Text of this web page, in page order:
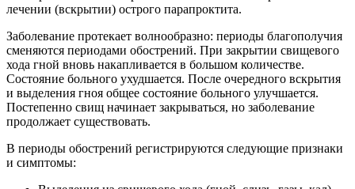
лечении (вскрытии) острого парапроктита.
Заболевание протекает волнообразно: периоды благополучия
сменяются периодами обострений. При закрытии свищевого
хода гной вновь накапливается в большом количестве.
Состояние больного ухудшается. После очередного вскрытия
и выделения гноя общее состояние больного улучшается.
Постепенно свищ начинает закрываться, но заболевание
продолжает существовать.
В периоды обострений регистрируются следующие признаки
и симптомы: